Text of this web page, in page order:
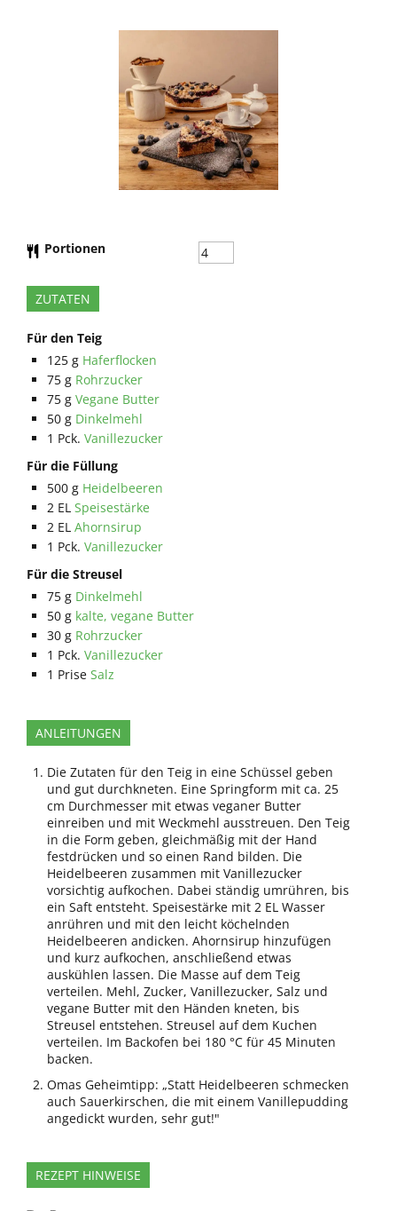
Portionen
ZUTATEN
Für den Teig
125 g Haferflocken
75 g Rohrzucker
75 g Vegane Butter
50 g Dinkelmehl
1 Pck. Vanillezucker
Für die Füllung
500 g Heidelbeeren
2 EL Speisestärke
2 EL Ahornsirup
1 Pck. Vanillezucker
Für die Streusel
75 g Dinkelmehl
50 g kalte, vegane Butter
30 g Rohrzucker
1 Pck. Vanillezucker
1 Prise Salz
ANLEITUNGEN
Die Zutaten für den Teig in eine Schüssel geben
und gut durchkneten. Eine Springform mit ca. 25
cm Durchmesser mit etwas veganer Butter
einreiben und mit Weckmehl ausstreuen. Den Teig
in die Form geben, gleichmäßig mit der Hand
festdrücken und so einen Rand bilden. Die
Heidelbeeren zusammen mit Vanillezucker
vorsichtig aufkochen. Dabei ständig umrühren, bis
ein Saft entsteht. Speisestärke mit 2 EL Wasser
anrühren und mit den leicht köchelnden
Heidelbeeren andicken. Ahornsirup hinzufügen
und kurz aufkochen, anschließend etwas
auskühlen lassen. Die Masse auf dem Teig
verteilen. Mehl, Zucker, Vanillezucker, Salz und
vegane Butter mit den Händen kneten, bis
Streusel entstehen. Streusel auf dem Kuchen
verteilen. Im Backofen bei 180 °C für 45 Minuten
backen.
Omas Geheimtipp: „Statt Heidelbeeren schmecken
auch Sauerkirschen, die mit einem Vanillepudding
angedickt wurden, sehr gut!"
REZEPT HINWEISE